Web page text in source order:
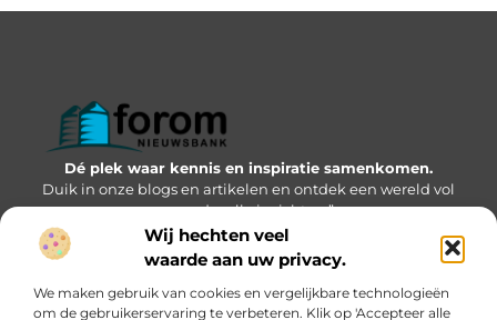
Wij hechten veel
waarde aan uw privacy.
We maken gebruik van cookies en vergelijkbare technologieën
om de gebruikerservaring te verbeteren. Klik op 'Accepteer alle
Dé plek waar kennis en inspiratie samenkomen.
Duik in onze blogs en artikelen en ontdek een wereld vol
waardevolle inzichten.”
Bericht categorie